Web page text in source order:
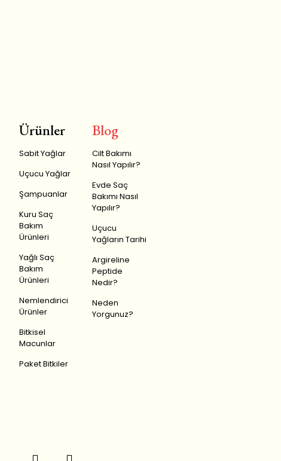
Ürünler
Sabit Yağlar
Uçucu Yağlar
Şampuanlar
Kuru Saç
Bakım
Ürünleri
Yağlı Saç
Bakım
Ürünleri
Nemlendirici
Ürünler
Bitkisel
Macunlar
Paket Bitkiler
Blog
Cilt Bakımı
Nasıl Yapılır?
Evde Saç
Bakımı Nasıl
Yapılır?
Uçucu
Yağların Tarihi
Argireline
Peptide
Nedir?
Neden
Yorgunuz?